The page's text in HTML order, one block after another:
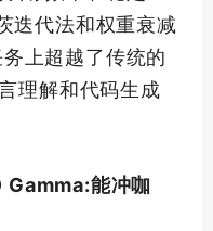
迭代法和权重衰减
上超越了传统的
理解和代码生成
Gamma:能冲咖